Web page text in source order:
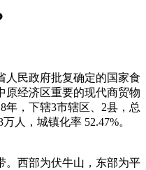
民政府批复确定的国家食
原经济区重要的现代商贸物
年，下辖3市辖区、2县，总
人，城镇化率 52.47%。
西部为伏牛山，东部为平